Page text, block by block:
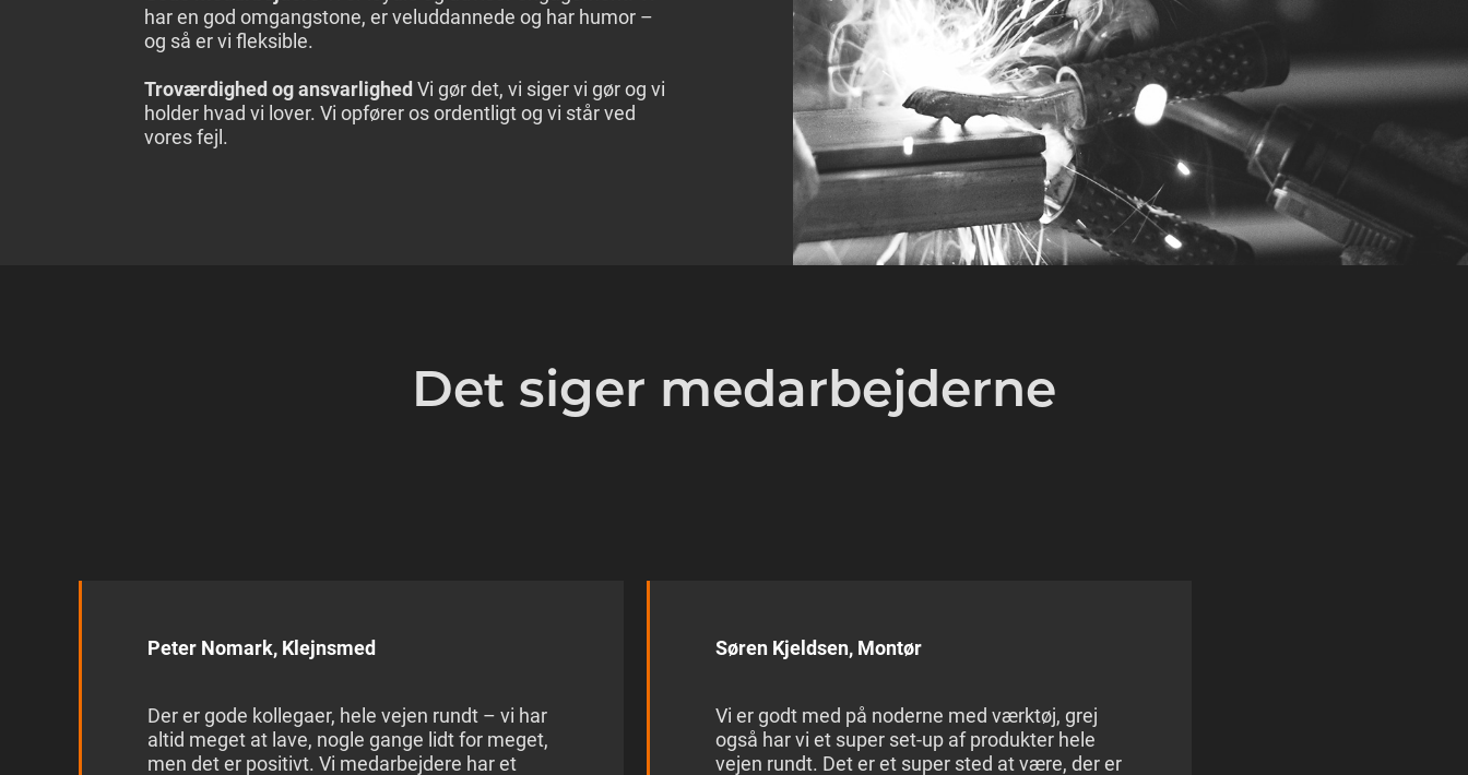
har en god omgangstone, er veluddannede og har humor –
og så er vi fleksible.
Troværdighed og ansvarlighedVi gør det, vi siger vi gør og vi
holder hvad vi lover. Vi opfører os ordentligt og vi står ved
vores fejl.
Det siger medarbejderne
Peter Nomark, Klejnsmed
Der er gode kollegaer, hele vejen rundt – vi har
altid meget at lave, nogle gange lidt for meget,
men det er positivt. Vi medarbejdere har et
Søren Kjeldsen, Montør
Vi er godt med på noderne med værktøj, grej
også har vi et super set-up af produkter hele
vejen rundt. Det er et super sted at være, der er